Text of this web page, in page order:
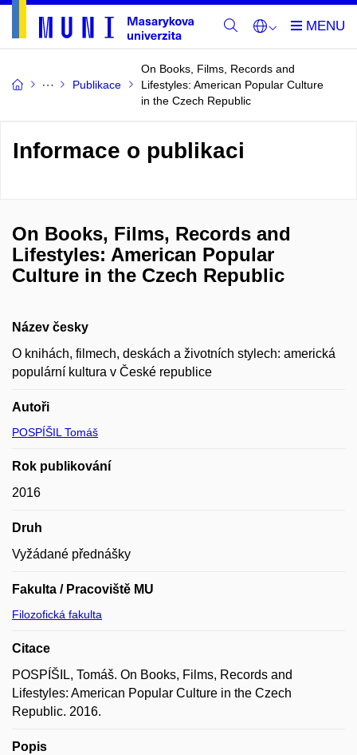
Publikace
On Books, Films, Records and
Lifestyles: American Popular Culture
in the Czech Republic
Informace o publikaci
On Books, Films, Records and
Lifestyles: American Popular
Culture in the Czech Republic
Název česky
O knihách, filmech, deskách a životních stylech: americká
populární kultura v České republice
Autoři
POSPÍŠIL Tomáš
Rok publikování
2016
Druh
Vyžádané přednášky
Fakulta / Pracoviště MU
Filozofická fakulta
Citace
POSPÍŠIL, Tomáš. On Books, Films, Records and
Lifestyles: American Popular Culture in the Czech
Republic. 2016.
Popis